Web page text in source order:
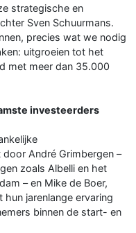
strategische en
Sven Schuurmans.
precies wat we nodig
uitgroeien tot het
met meer dan 35.000
investeerders
André Grimbergen –
zoals Albelli en het
– en Mike de Boer,
jarenlange ervaring
binnen de start- en